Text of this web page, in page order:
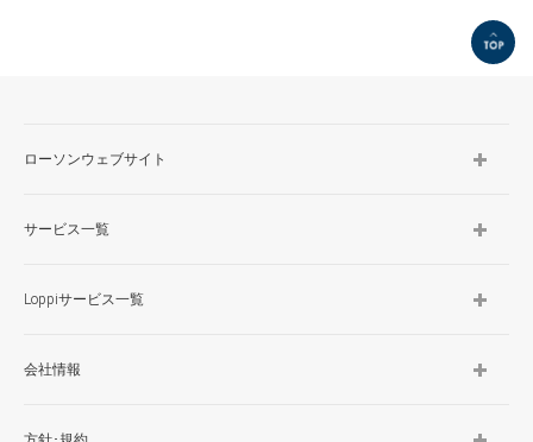
ローソンウェブサイト
サービス一覧
Loppiサービス一覧
会社情報